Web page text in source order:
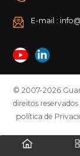
E-mail :
© 2007-2026
direitos reservados
política de